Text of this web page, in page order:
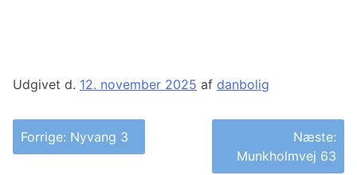
Udgivet d. 12. november 2025 af danbolig
Indlægsnavigation
Forrige: Nyvang 3
Næste:
Munkholmvej 63